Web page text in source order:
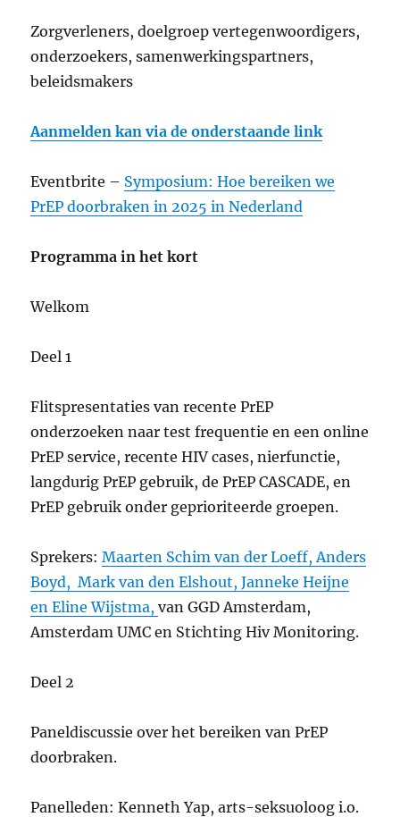
Zorgverleners, doelgroep vertegenwoordigers,
onderzoekers, samenwerkingspartners,
beleidsmakers
Aanmelden kan via de onderstaande link
Eventbrite – Symposium: Hoe bereiken we
PrEP doorbraken in 2025 in Nederland
Programma in het kort
Welkom
Deel 1
Flitspresentaties van recente PrEP
onderzoeken naar test frequentie en een online
PrEP service, recente HIV cases, nierfunctie,
langdurig PrEP gebruik, de PrEP CASCADE, en
PrEP gebruik onder geprioriteerde groepen.
Sprekers:Maarten Schim van der Loeff, Anders
Boyd, Mark van den Elshout, Janneke Heijne
en Eline Wijstma,van GGD Amsterdam,
Amsterdam UMC en Stichting Hiv Monitoring.
Deel 2
Paneldiscussie over het bereiken van PrEP
doorbraken.
Panelleden: Kenneth Yap, arts-seksuoloog i.o.